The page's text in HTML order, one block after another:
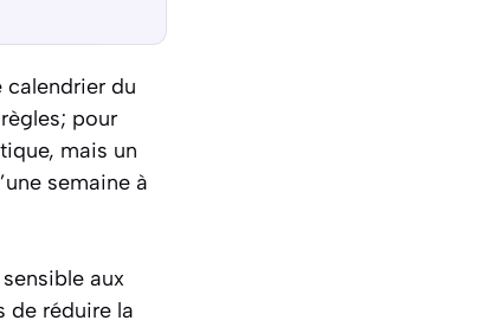
calendrier du
pour
mais un
semaine à
aux
de réduire la